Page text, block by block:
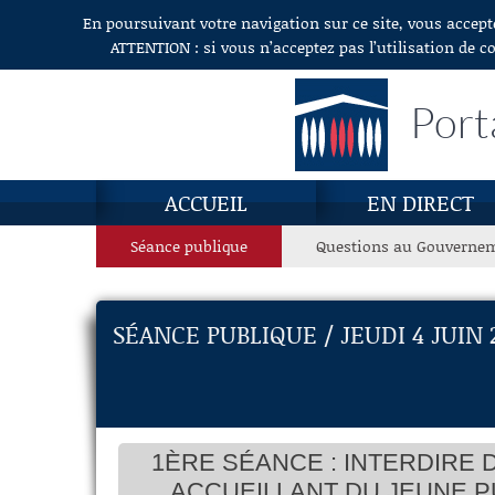
Aller au contenuEn poursuivant votre navigation sur ce site, vous
ATTENTION : si vous n’acceptez pas l’utilisation
ACCUEIL EN DIRECT
Séance publique Questions au
SÉANCE PUBLIQUE / JEUDI 4 JUIN
1ÈRE SÉANCE : INTERDIRE